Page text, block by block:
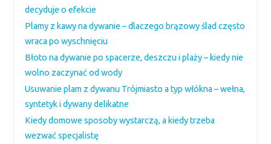
decyduje o efekcie
Plamy z kawy na dywanie – dlaczego brązowy ślad często
wraca po wyschnięciu
Błoto na dywanie po spacerze, deszczu i plaży – kiedy nie
wolno zaczynać od wody
Usuwanie plam z dywanu Trójmiasto a typ włókna – wełna,
syntetyk i dywany delikatne
Kiedy domowe sposoby wystarczą, a kiedy trzeba
wezwać specjalistę